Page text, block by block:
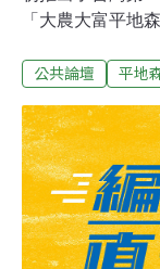
「大農大富平地
安森林公園那麼
建設，但在林務
到的是，這一大
原本是Pangcah
的良田，是最精
們在這裡耕種生
開，到附近另尋
公共論壇 平地